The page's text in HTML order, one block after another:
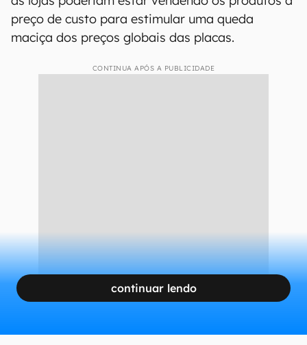
preço de custo para estimular uma queda
maciça dos preços globais das placas.
CONTINUA APÓS A PUBLICIDADE
continuar lendo